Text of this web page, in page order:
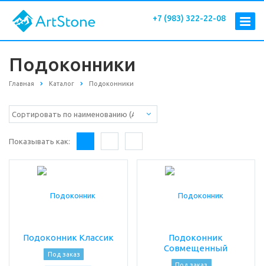
+7 (983) 322-22-08
Подоконники
Главная Каталог Подоконники
Показывать как:
Подоконник Классик
Под заказ
Подоконник
Совмещенный